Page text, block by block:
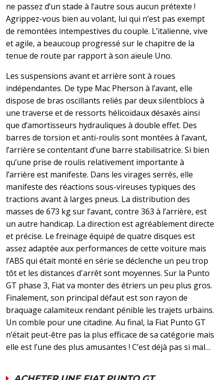
ne passez d’un stade à l’autre sous aucun prétexte !
Agrippez-vous bien au volant, lui qui n’est pas exempt
de remontées intempestives du couple. L’italienne, vive
et agile, a beaucoup progressé sur le chapitre de la
tenue de route par rapport à son aïeule Uno.
Les suspensions avant et arrière sont à roues
indépendantes. De type Mac Pherson à l’avant, elle
dispose de bras oscillants reliés par deux silentblocs à
une traverse et de ressorts hélicoïdaux désaxés ainsi
que d’amortisseurs hydrauliques à double effet. Des
barres de torsion et anti-roulis sont montées à l’avant,
l’arrière se contentant d’une barre stabilisatrice. Si bien
qu’une prise de roulis relativement importante à
l’arrière est manifeste. Dans les virages serrés, elle
manifeste des réactions sous-vireuses typiques des
tractions avant à larges pneus. La distribution des
masses de 673 kg sur l’avant, contre 363 à l’arrière, est
un autre handicap. La direction est agréablement directe
et précise. Le freinage équipé de quatre disques est
assez adaptée aux performances de cette voiture mais
l’ABS qui était monté en série se déclenche un peu trop
tôt et les distances d'arrêt sont moyennes. Sur la Punto
GT phase 3, Fiat va monter des étriers un peu plus gros.
Finalement, son principal défaut est son rayon de
braquage calamiteux rendant pénible les trajets urbains.
Un comble pour une citadine. Au final, la Fiat Punto GT
n’était peut-être pas la plus efficace de sa catégorie mais
elle est l’une des plus amusantes ! C’est déjà pas si mal…